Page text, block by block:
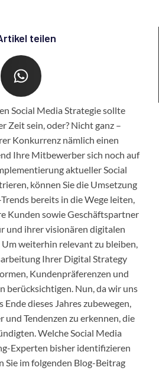
teilen
Social Media Strategie sollte
Zeit sein, oder? Nicht ganz –
Konkurrenz nämlich einen
Ihre Mitbewerber sich noch auf
aktueller Social
können Sie die Umsetzung
bereits in die Wege leiten,
Kunden sowie Geschäftspartner
und ihrer visionären digitalen
weiterhin relevant zu bleiben,
Ihrer Digital Strategy
Kundenpräferenzen und
berücksichtigen. Nun, da wir uns
dieses Jahres zubewegen,
Tendenzen zu erkennen, die
Welche Social Media
Experten bisher identifizieren
Sie im folgenden Blog-Beitrag